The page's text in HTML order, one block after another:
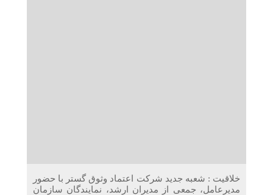
خلاقیت : شعبه جدید شرکت اعتماد وثوق گستر با حضور
مدیرعامل، جمعی از مدیران ارشد، نمایندگان سازمان